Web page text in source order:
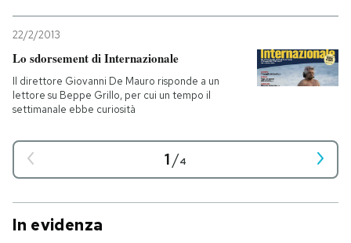
22/2/2013
Lo sdorsement di Internazionale
Il direttore Giovanni De Mauro risponde a un
lettore su Beppe Grillo, per cui un tempo il
settimanale ebbe curiosità
1/4
In evidenza